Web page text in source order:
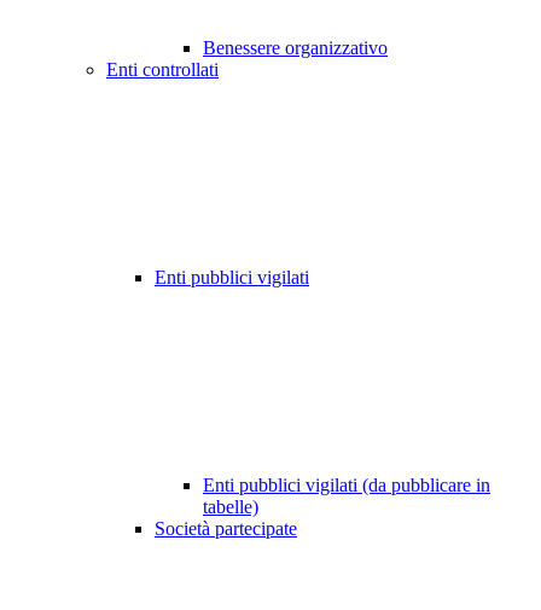
Benessere organizzativo
Enti controllati
Enti pubblici vigilati
Enti pubblici vigilati (da pubblicare in
tabelle)
Società partecipate